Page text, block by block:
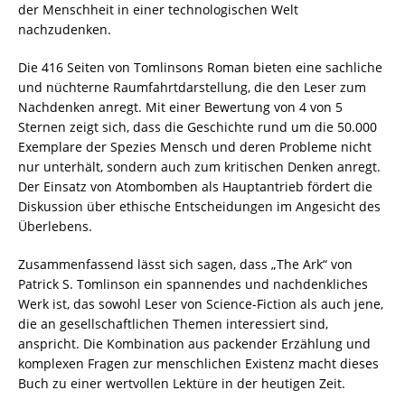
der Menschheit in einer technologischen Welt
nachzudenken.
Die 416 Seiten von Tomlinsons Roman bieten eine sachliche
und nüchterne Raumfahrtdarstellung, die den Leser zum
Nachdenken anregt. Mit einer Bewertung von 4 von 5
Sternen zeigt sich, dass die Geschichte rund um die 50.000
Exemplare der Spezies Mensch und deren Probleme nicht
nur unterhält, sondern auch zum kritischen Denken anregt.
Der Einsatz von Atombomben als Hauptantrieb fördert die
Diskussion über ethische Entscheidungen im Angesicht des
Überlebens.
Zusammenfassend lässt sich sagen, dass „The Ark“ von
Patrick S. Tomlinson ein spannendes und nachdenkliches
Werk ist, das sowohl Leser von Science-Fiction als auch jene,
die an gesellschaftlichen Themen interessiert sind,
anspricht. Die Kombination aus packender Erzählung und
komplexen Fragen zur menschlichen Existenz macht dieses
Buch zu einer wertvollen Lektüre in der heutigen Zeit.